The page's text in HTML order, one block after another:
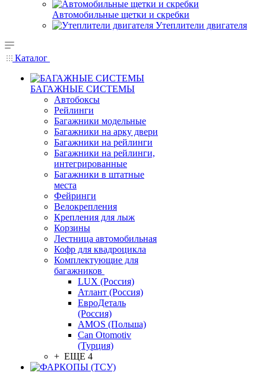
Автомобильные щетки и скребки
Утеплители двигателя
Каталог
БАГАЖНЫЕ СИСТЕМЫ
Автобоксы
Рейлинги
Багажники модельные
Багажники на арку двери
Багажники на рейлинги
Багажники на рейлинги,
интегрированные
Багажники в штатные
места
Фейринги
Велокрепления
Крепления для лыж
Корзины
Лестница автомобильная
Кофр для квадроцикла
Комплектующие для
багажников
LUX (Россия)
Атлант (Россия)
ЕвроДеталь
(Россия)
AMOS (Польша)
Can Otomotiv
(Турция)
+ ЕЩЕ 4